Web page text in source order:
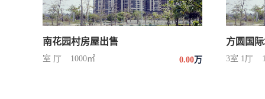
南花园村房屋出售
室 厅 1000㎡ 0.00万
方圆国
3室 1厅